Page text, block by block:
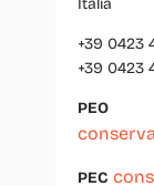
+39 0423
+39 0423
PEO
PEC